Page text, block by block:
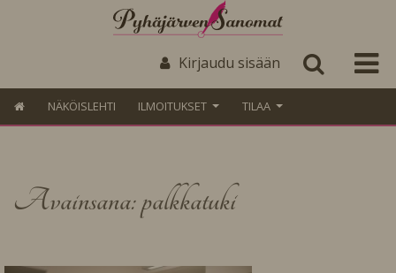
Kirjaudu sisään
NÄKÖISLEHTI ILMOITUKSET TILAA
Avainsana: palkkatuki